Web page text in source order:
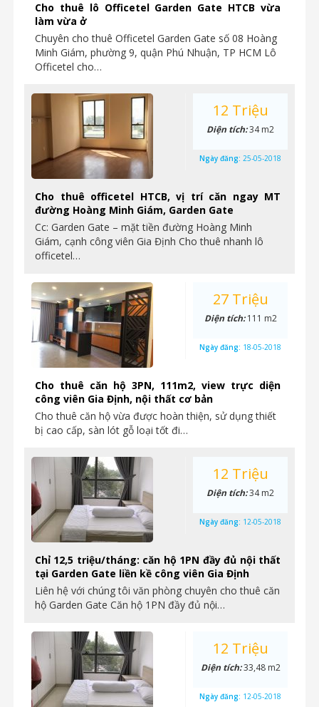
Cho thuê lô Officetel Garden Gate HTCB vừa
làm vừa ở
Chuyên cho thuê Officetel Garden Gate số 08 Hoàng
Minh Giám, phường 9, quận Phú Nhuận, TP HCM Lô
Officetel cho…
Cho thuê officetel HTCB, vị trí căn ngay MT
đường Hoàng Minh Giám, Garden Gate
Cc: Garden Gate – mặt tiền đường Hoàng Minh
Giám, cạnh công viên Gia Định Cho thuê nhanh lô
officetel…
12 Triệu
Diện tích:34 m2
Ngày đăng: 25-05-2018
Cho thuê căn hộ 3PN, 111m2, view trực diện
công viên Gia Định, nội thất cơ bản
Cho thuê căn hộ vừa được hoàn thiện, sử dụng thiết
bị cao cấp, sàn lót gỗ loại tốt đi…
27 Triệu
Diện tích:111 m2
Ngày đăng: 18-05-2018
Chỉ 12,5 triệu/tháng: căn hộ 1PN đầy đủ nội thất
tại Garden Gate liền kề công viên Gia Định
Liên hệ với chúng tôi văn phòng chuyên cho thuê căn
hộ Garden Gate Căn hộ 1PN đầy đủ nội…
12 Triệu
Diện tích:34 m2
Ngày đăng: 12-05-2018
12 Triệu
Diện tích:33,48 m2
Ngày đăng: 12-05-2018